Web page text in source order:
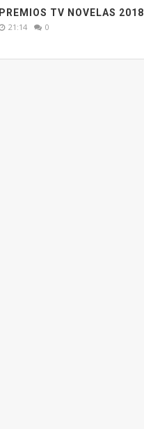
PREMIOS TV NOVELAS 2018
21:14 0